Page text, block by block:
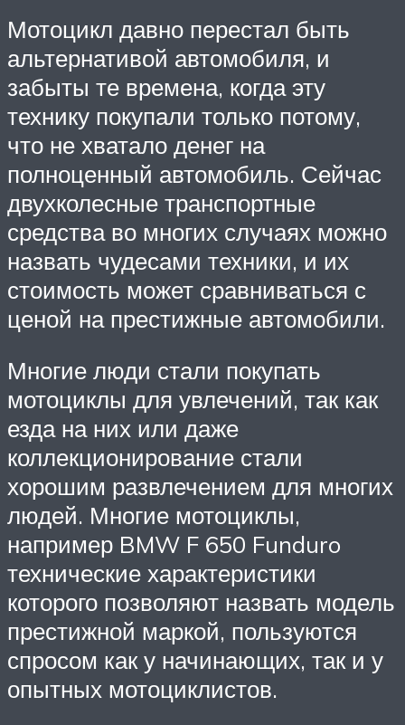
Мотоцикл давно перестал быть
альтернативой автомобиля, и
забыты те времена, когда эту
технику покупали только потому,
что не хватало денег на
полноценный автомобиль. Сейчас
двухколесные транспортные
средства во многих случаях можно
назвать чудесами техники, и их
стоимость может сравниваться с
ценой на престижные автомобили.
Многие люди стали покупать
мотоциклы для увлечений, так как
езда на них или даже
коллекционирование стали
хорошим развлечением для многих
людей. Многие мотоциклы,
например BMW F 650 Funduro
технические характеристики
которого позволяют назвать модель
престижной маркой, пользуются
спросом как у начинающих, так и у
опытных мотоциклистов.